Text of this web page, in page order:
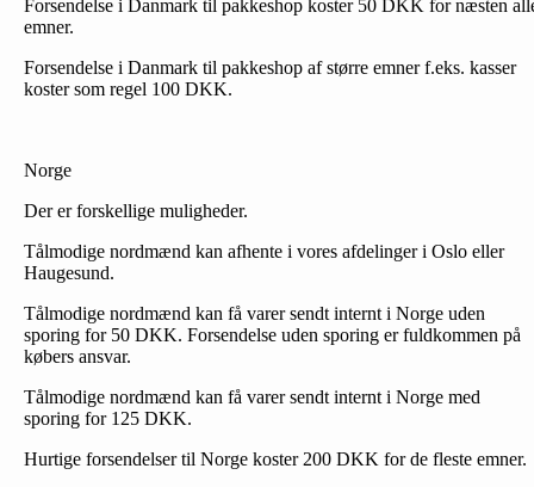
Forsendelse i Danmark til pakkeshop koster 50 DKK for næsten
emner.
Forsendelse i Danmark til pakkeshop af større emner f.eks. kasser
koster som regel 100 DKK.
Norge
Der er forskellige muligheder.
Tålmodige nordmænd kan afhente i vores afdelinger i Oslo eller
Haugesund.
Tålmodige nordmænd kan få varer sendt internt i Norge uden
sporing for 50 DKK. Forsendelse uden sporing er fuldkommen på
købers ansvar.
Tålmodige nordmænd kan få varer sendt internt i Norge med
sporing for 125 DKK.
Hurtige forsendelser til Norge koster 200 DKK for de fleste emner.